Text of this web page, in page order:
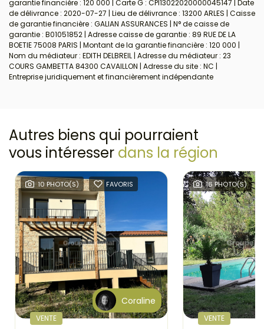
garantie financière : 120 000 | Carte G : CPI13022020000045147 | Date
de délivrance : 2020-07-27 | Lieu de délivrance : 13200 ARLES | Caisse
de garantie financière : GALIAN ASSURANCES | N° de caisse de
garantie : B01051852 | Adresse caisse de garantie : 89 RUE DE LA
BOETIE 75008 PARIS | Montant de la garantie financière : 120 000 |
Nom du médiateur : EDITH DELBREIL | Adresse du médiateur : 23
COURS GAMBETTA 84300 CAVAILLON | Adresse du site : NC |
Entreprise juridiquement et financièrement indépendante
Autres biens qui pourraient
vous intéresser dans la région
10 PHOTO(S) FAVORIS
Coraline
VENTE
16 PHOTO(S)
VENTE